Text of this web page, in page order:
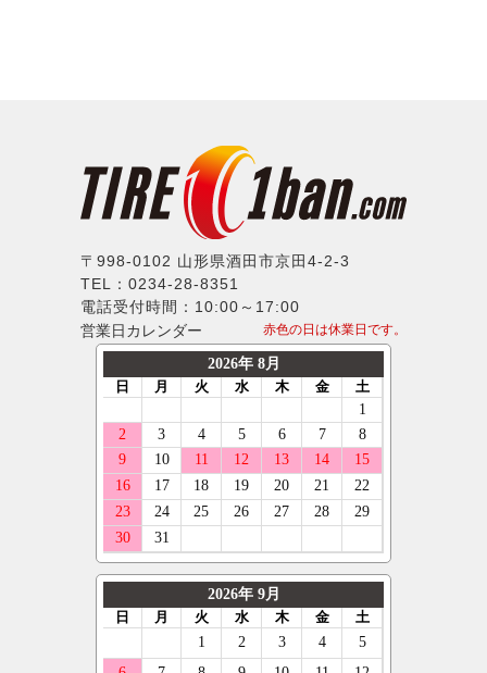
〒998-0102 山形県酒田市京田4-2-3
TEL：0234-28-8351
電話受付時間：10:00～17:00
営業日カレンダー
赤色の日は休業日です。